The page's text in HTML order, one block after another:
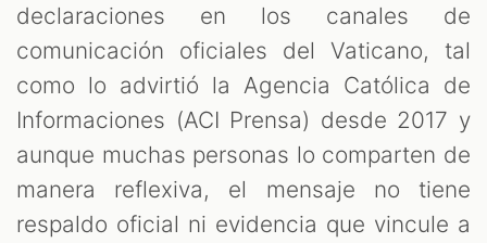
declaraciones en los canales de
comunicación oficiales del Vaticano, tal
como lo advirtió la Agencia Católica de
Informaciones (ACI Prensa) desde 2017 y
aunque muchas personas lo comparten de
manera reflexiva, el mensaje no tiene
respaldo oficial ni evidencia que vincule a